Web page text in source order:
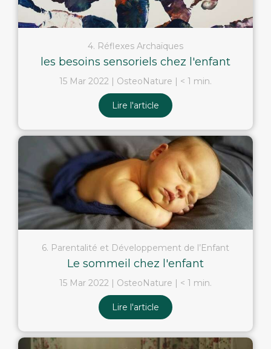
4. Réflexes Archaïques
les besoins sensoriels chez l'enfant
15 Mar 2022 OsteoNature < 1 min.
Lire l'article
6. Parentalité et Développement de l’Enfant
Le sommeil chez l'enfant
15 Mar 2022 OsteoNature < 1 min.
Lire l'article